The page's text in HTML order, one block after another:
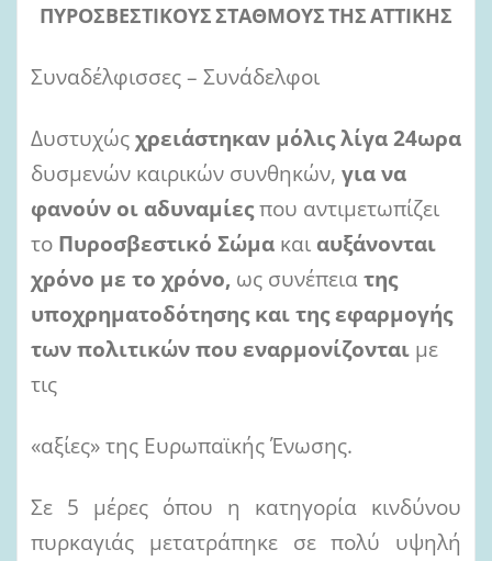
ΠΥΡΟΣΒΕΣΤΙΚΟΥΣΣΤΑΘΜΟΥΣΤΗΣΑΤΤΙΚΗΣ
Συναδέλφισσες – Συνάδελφοι
Δυστυχώς χρειάστηκαν μόλις λίγα 24ωρα
δυσμενών καιρικών συνθηκών, για να
φανούν οι αδυναμίες που αντιμετωπίζει
το Πυροσβεστικό Σώμα και αυξάνονται
χρόνο με το χρόνο, ως συνέπεια της
υποχρηματοδότησης και της εφαρμογής
των πολιτικών που εναρμονίζονται με
τις
«αξίες» της Ευρωπαϊκής Ένωσης.
Σε 5 μέρες όπου η κατηγορία κινδύνου
πυρκαγιάς μετατράπηκε σε πολύ υψηλή